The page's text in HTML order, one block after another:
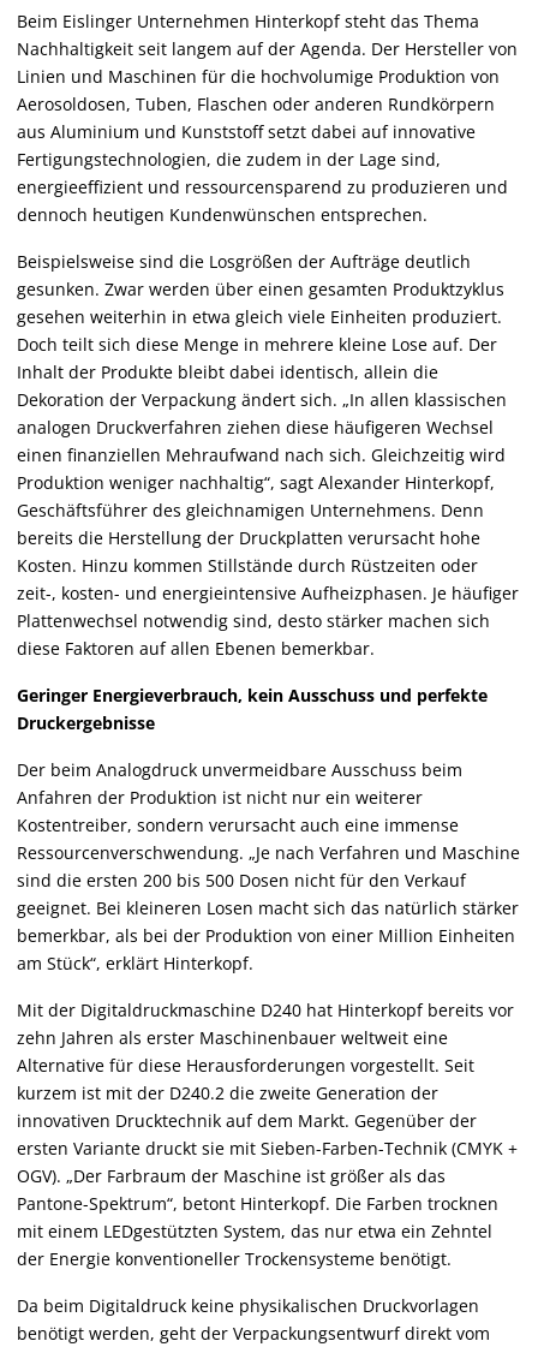
Beim Eislinger Unternehmen Hinterkopf steht das Thema
Nachhaltigkeit seit langem auf der Agenda. Der Hersteller von
Linien und Maschinen für die hochvolumige Produktion von
Aerosoldosen, Tuben, Flaschen oder anderen Rundkörpern
aus Aluminium und Kunststoff setzt dabei auf innovative
Fertigungstechnologien, die zudem in der Lage sind,
energieeffizient und ressourcensparend zu produzieren und
dennoch heutigen Kundenwünschen entsprechen.
Beispielsweise sind die Losgrößen der Aufträge deutlich
gesunken. Zwar werden über einen gesamten Produktzyklus
gesehen weiterhin in etwa gleich viele Einheiten produziert.
Doch teilt sich diese Menge in mehrere kleine Lose auf. Der
Inhalt der Produkte bleibt dabei identisch, allein die
Dekoration der Verpackung ändert sich. „In allen klassischen
analogen Druckverfahren ziehen diese häufigeren Wechsel
einen finanziellen Mehraufwand nach sich. Gleichzeitig wird
Produktion weniger nachhaltig“, sagt Alexander Hinterkopf,
Geschäftsführer des gleichnamigen Unternehmens. Denn
bereits die Herstellung der Druckplatten verursacht hohe
Kosten. Hinzu kommen Stillstände durch Rüstzeiten oder
zeit-, kosten- und energieintensive Aufheizphasen. Je häufiger
Plattenwechsel notwendig sind, desto stärker machen sich
diese Faktoren auf allen Ebenen bemerkbar.
Geringer Energieverbrauch, kein Ausschuss und perfekte
Druckergebnisse
Der beim Analogdruck unvermeidbare Ausschuss beim
Anfahren der Produktion ist nicht nur ein weiterer
Kostentreiber, sondern verursacht auch eine immense
Ressourcenverschwendung. „Je nach Verfahren und Maschine
sind die ersten 200 bis 500 Dosen nicht für den Verkauf
geeignet. Bei kleineren Losen macht sich das natürlich stärker
bemerkbar, als bei der Produktion von einer Million Einheiten
am Stück“, erklärt Hinterkopf.
Mit der Digitaldruckmaschine D240 hat Hinterkopf bereits vor
zehn Jahren als erster Maschinenbauer weltweit eine
Alternative für diese Herausforderungen vorgestellt. Seit
kurzem ist mit der D240.2 die zweite Generation der
innovativen Drucktechnik auf dem Markt. Gegenüber der
ersten Variante druckt sie mit Sieben-Farben-Technik (CMYK +
OGV). „Der Farbraum der Maschine ist größer als das
Pantone-Spektrum“, betont Hinterkopf. Die Farben trocknen
mit einem LEDgestützten System, das nur etwa ein Zehntel
der Energie konventioneller Trockensysteme benötigt.
Da beim Digitaldruck keine physikalischen Druckvorlagen
benötigt werden, geht der Verpackungsentwurf direkt vom